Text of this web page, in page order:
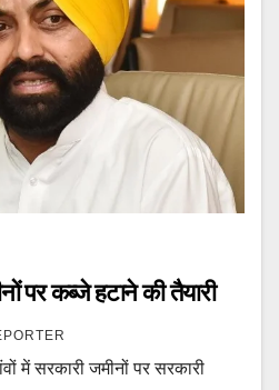
पर कब्जे हटाने की तैयारी
में सरकारी जमीनों पर सरकारी